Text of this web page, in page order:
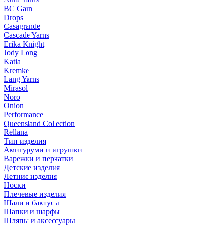
BC Garn
Drops
Casagrande
Cascade Yarns
Erika Knight
Jody Long
Katia
Kremke
Lang Yarns
Mirasol
Noro
Onion
Performance
Queensland Collection
Rellana
Тип изделия
Амигуруми и игрушки
Варежки и перчатки
Детские изделия
Летние изделия
Носки
Плечевые изделия
Шали и бактусы
Шапки и шарфы
Шляпы и аксессуары